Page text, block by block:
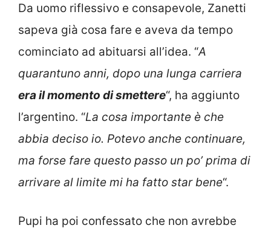
Da uomo riflessivo e consapevole, Zanetti
sapeva già cosa fare e aveva da tempo
cominciato ad abituarsi all’idea. “A
quarantuno anni, dopo una lunga carriera
era il momento di smettere“, ha aggiunto
l’argentino. “La cosa importante è che
abbia deciso io. Potevo anche continuare,
ma forse fare questo passo un po’ prima di
arrivare al limite mi ha fatto star bene“.
Pupi ha poi confessato che non avrebbe